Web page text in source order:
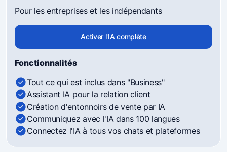
Pour les entreprises et les indépendants
Activer l'IA complète
Fonctionnalités
Tout ce qui est inclus dans "Business"
Assistant IA pour la relation client
Création d'entonnoirs de vente par IA
Communiquez avec l'IA dans 100 langues
Connectez l'IA à tous vos chats et plateformes